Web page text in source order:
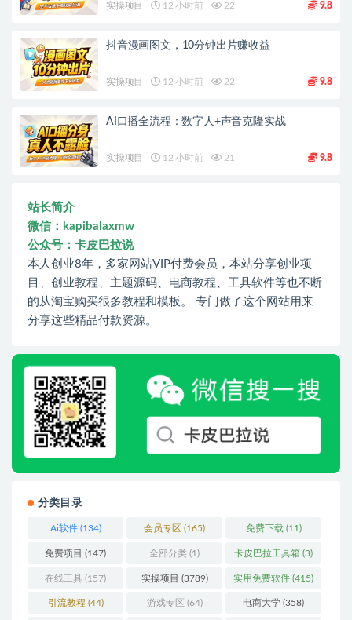
实操项目 12 小时前 22 9.8
抖音漫画图文，10分钟出片赚收益
实操项目 12 小时前 22 9.8
AI口播全流程：数字人+声音克隆实战
实操项目 12 小时前 21 9.8
站长简介
微信：kapibalaxmw
公众号：卡皮巴拉说
本人创业8年，多家网站VIP付费会员，本站分享创业项
目、创业教程、主题源码、电商教程、工具软件等也不断
的从淘宝购买很多教程和模板。 专门做了这个网站用来
分享这些精品付款资源。
分类目录
Ai软件(134) 会员专区 (165) 免费下载 (11)
免费项目 (147) 全部分类 (1) 卡皮巴拉工具箱 (3)
在线工具 (157) 实操项目 (3789) 实用免费软件 (415)
引流教程 (44) 游戏专区 (64) 电商大学 (358)